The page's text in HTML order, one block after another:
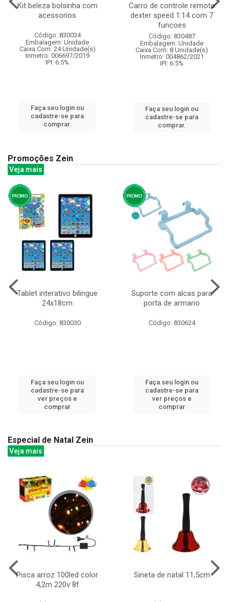
Kit beleza bolsinha com
acessorios
Código: 830034
Embalagem: Unidade
Caixa Com: 24 Unidade(s)
Inmetro: 006697/2019
IPI: 6.5%
Faça seu login ou
cadastre-se para
comprar.
Carro de controle remoto
dexter speed 1:14 com 7
funcoes
Código: 830487
Embalagem: Unidade
Caixa Com: 8 Unidade(s)
Inmetro: 004862/2021
IPI: 6.5%
Faça seu login ou
cadastre-se para
comprar.
Promoções Zein
Veja mais
Tablet interativo bilingue
24x18cm
Código: 830030
Faça seu login ou
cadastre-se para
ver preços e
comprar
Suporte com alcas para
porta de armario
Código: 830624
Faça seu login ou
cadastre-se para
ver preços e
comprar
Especial de Natal Zein
Veja mais
Pisca arroz 100led color
4,2m 220v 8f
Sineta de natal 11,5cm